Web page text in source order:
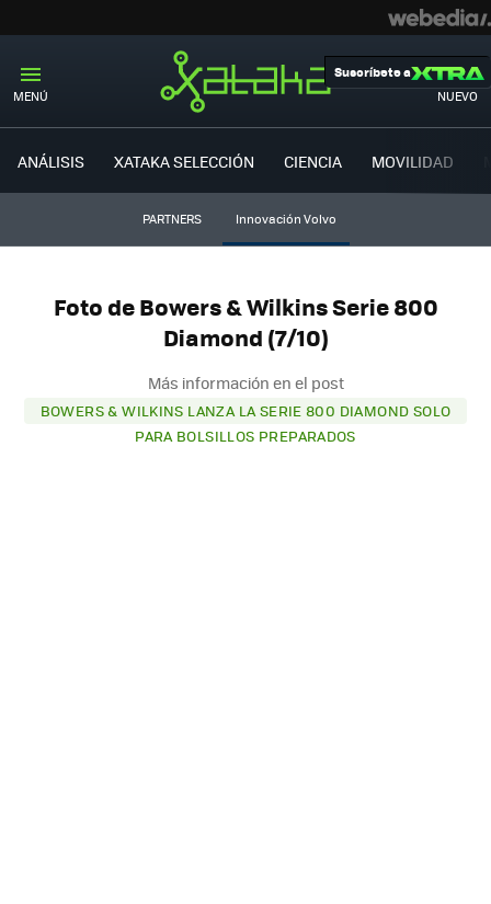
MENÚ NUEVO
Suscríbete a
ANÁLISIS XATAKA SELECCIÓN CIENCIA MOVILIDAD
PARTNERS Innovación Volvo
Foto de Bowers & Wilkins Serie 800
Diamond (7/10)
Más información en el post
BOWERS & WILKINS LANZA LA SERIE 800 DIAMOND SOLO
PARA BOLSILLOS PREPARADOS